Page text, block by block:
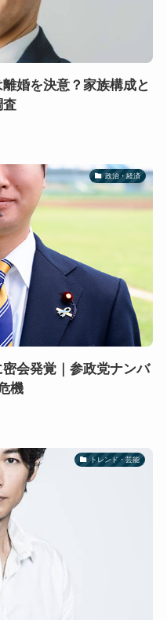
婚を決意？家族構成と
査
政治・経済
会発覚｜参政党ナンバ
機
トレンド・芸能